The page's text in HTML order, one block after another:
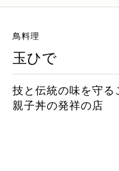
鳥料理
玉ひで
技と伝統の味を守る
親子丼の発祥の店